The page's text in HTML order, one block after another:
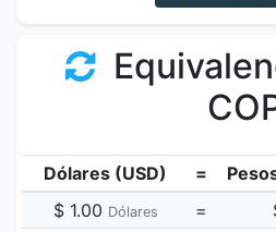
Dólares (USD) =
$ 1.00 Dólares =